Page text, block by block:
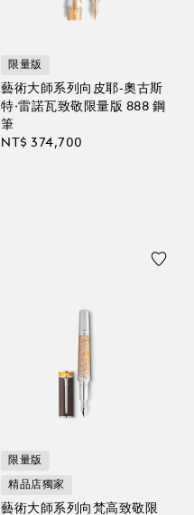
限量版
藝術大師系列向皮耶-奧古斯
特·雷諾瓦致敬限量版 888 鋼
筆
NT$ 374,700
限量版
精品店獨家
藝術大師系列向梵高致敬限